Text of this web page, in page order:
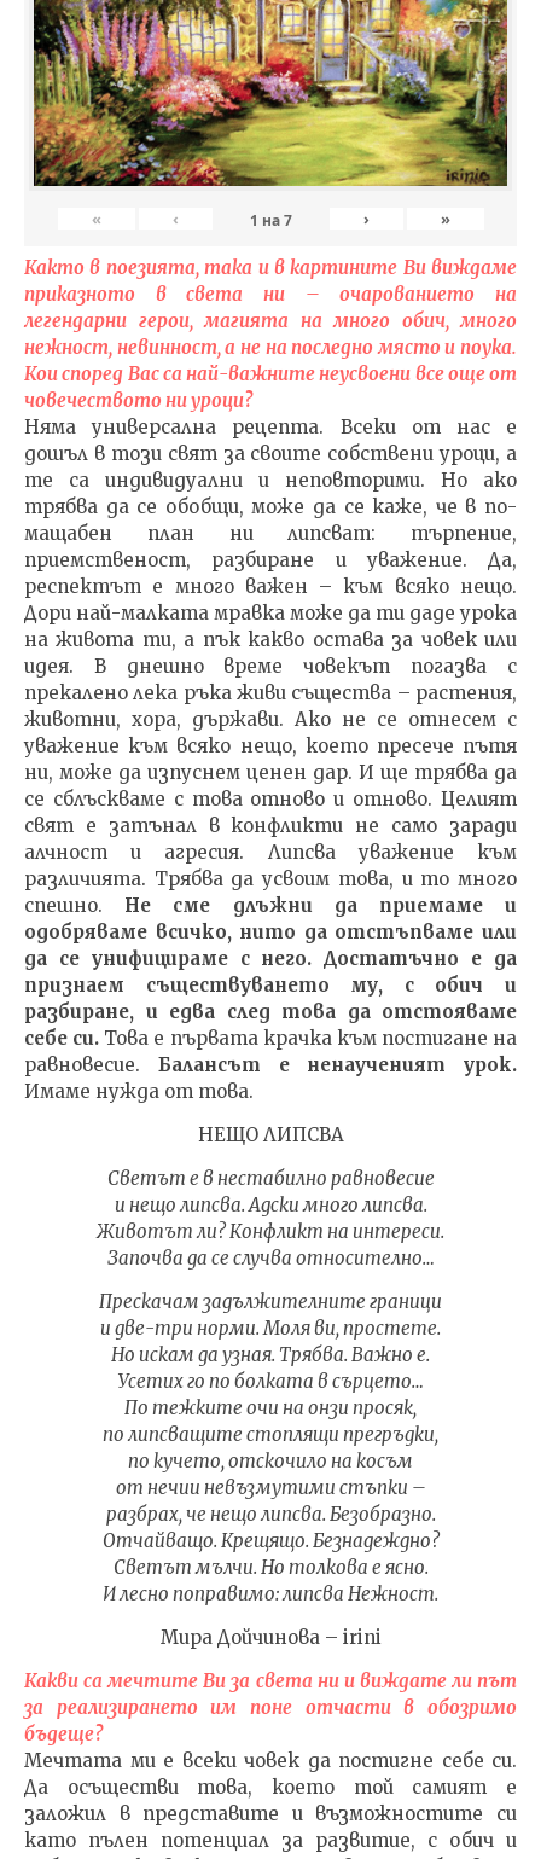
« ‹ 1 на7 › »
Както в поезията, така и в картините Ви виждаме
приказното в света ни – очарованието на
легендарни герои, магията на много обич, много
нежност, невинност, а не на последно място и поука.
Кои според Вас са най-важните неусвоени все още от
човечеството ни уроци?
Няма универсална рецепта. Всеки от нас е
дошъл в този свят за своите собствени уроци, а
те са индивидуални и неповторими. Но ако
трябва да се обобщи, може да се каже, че в по-
мащабен план ни липсват: търпение,
приемственост, разбиране и уважение. Да,
респектът е много важен – към всяко нещо.
Дори най-малката мравка може да ти даде урока
на живота ти, а пък какво остава за човек или
идея. В днешно време човекът погазва с
прекалено лека ръка живи същества – растения,
животни, хора, държави. Ако не се отнесем с
уважение към всяко нещо, което пресече пътя
ни, може да изпуснем ценен дар. И ще трябва да
се сблъскваме с това отново и отново. Целият
свят е затънал в конфликти не само заради
алчност и агресия. Липсва уважение към
различията. Трябва да усвоим това, и то много
спешно. Не сме длъжни да приемаме и
одобряваме всичко, нито да отстъпваме или
да се унифицираме с него. Достатъчно е да
признаем съществуването му, с обич и
разбиране, и едва след това да отстояваме
себе си. Това е първата крачка към постигане на
равновесие. Балансът е ненаученият урок.
Имаме нужда от това.
НЕЩО ЛИПСВА
Светът е в нестабилно равновесие
и нещо липсва. Адски много липсва.
Животът ли? Конфликт на интереси.
Започва да се случва относително…
Прескачам задължителните граници
и две-три норми. Моля ви, простете.
Но искам да узная. Трябва. Важно е.
Усетих го по болката в сърцето…
По тежките очи на онзи просяк,
по липсващите стоплящи прегръдки,
по кучето, отскочило на косъм
от нечии невъзмутими стъпки –
разбрах, че нещо липсва. Безобразно.
Отчайващо. Крещящо. Безнадеждно?
Светът мълчи. Но толкова е ясно.
И лесно поправимо: липсва Нежност.
Мира Дойчинова – irini
Какви са мечтите Ви за света ни и виждате ли път
за реализирането им поне отчасти в обозримо
бъдеще?
Мечтата ми е всеки човек да постигне себе си.
Да осъществи това, което той самият е
заложил в представите и възможностите си
като пълен потенциал за развитие, с обич и